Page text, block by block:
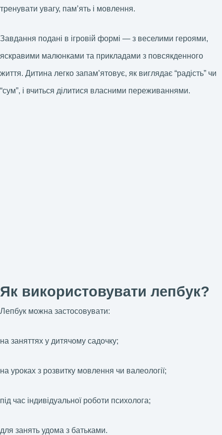
тренувати увагу, пам’ять і мовлення.
Завдання подані в ігровій формі — з веселими героями,
яскравими малюнками та прикладами з повсякденного
життя. Дитина легко запам’ятовує, як виглядає “радість” чи
“сум”, і вчиться ділитися власними переживаннями.
Як використовувати лепбук?
Лепбук можна застосовувати:
на заняттях у дитячому садочку;
на уроках з розвитку мовлення чи валеології;
під час індивідуальної роботи психолога;
для занять удома з батьками.